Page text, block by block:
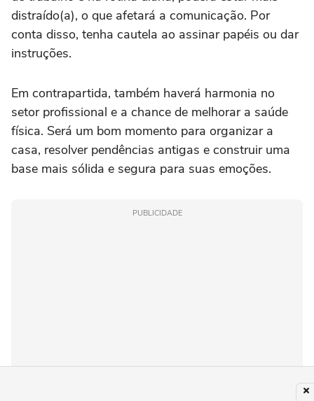
distraído(a), o que afetará a comunicação. Por
conta disso, tenha cautela ao assinar papéis ou dar
instruções.
Em contrapartida, também haverá harmonia no
setor profissional e a chance de melhorar a saúde
física. Será um bom momento para organizar a
casa, resolver pendências antigas e construir uma
base mais sólida e segura para suas emoções.
PUBLICIDADE